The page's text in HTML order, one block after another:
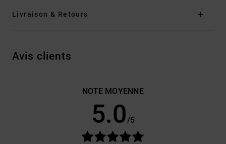
Livraison & Retours
Avis clients
NOTE MOYENNE
5.0/5